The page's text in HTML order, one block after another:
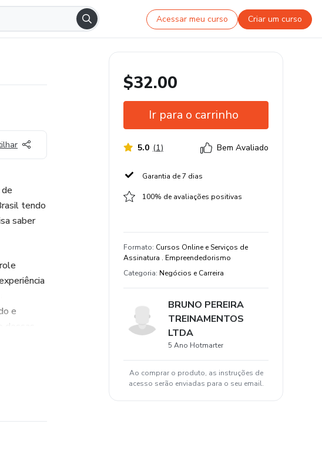
Acessar meu curso Criar um curso
de
tendo
saber
e
mesmo
$32.00
Ir para o carrinho
5.0 (1) Bem Avaliado
Garantia de 7 dias
100% de avaliações positivas
Formato: Cursos Online e Serviços de
Assinatura . Empreendedorismo
Categoria: Negócios e Carreira
BRUNO PEREIRA
TREINAMENTOS
LTDA
5 Ano Hotmarter
Ao comprar o produto, as instruções de
acesso serão enviadas para o seu email.